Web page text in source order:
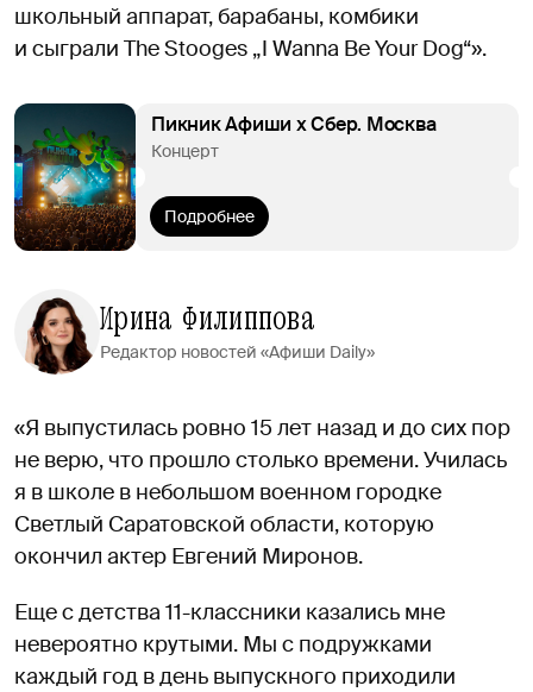
школьный аппарат, барабаны, комбики
и сыграли The Stooges „I Wanna Be Your Dog“».
Пикник Афиши х Сбер. Москва
Концерт
Подробнее
Ирина Филиппова
Редактор новостей «Афиши Daily»
«Я выпустилась ровно 15 лет назад и до сих пор
не верю, что прошло столько времени. Училась
я в школе в небольшом военном городке
Светлый Саратовской области, которую
окончил актер Евгений Миронов.
Еще с детства 11-классники казались мне
невероятно крутыми. Мы с подружками
каждый год в день выпускного приходили